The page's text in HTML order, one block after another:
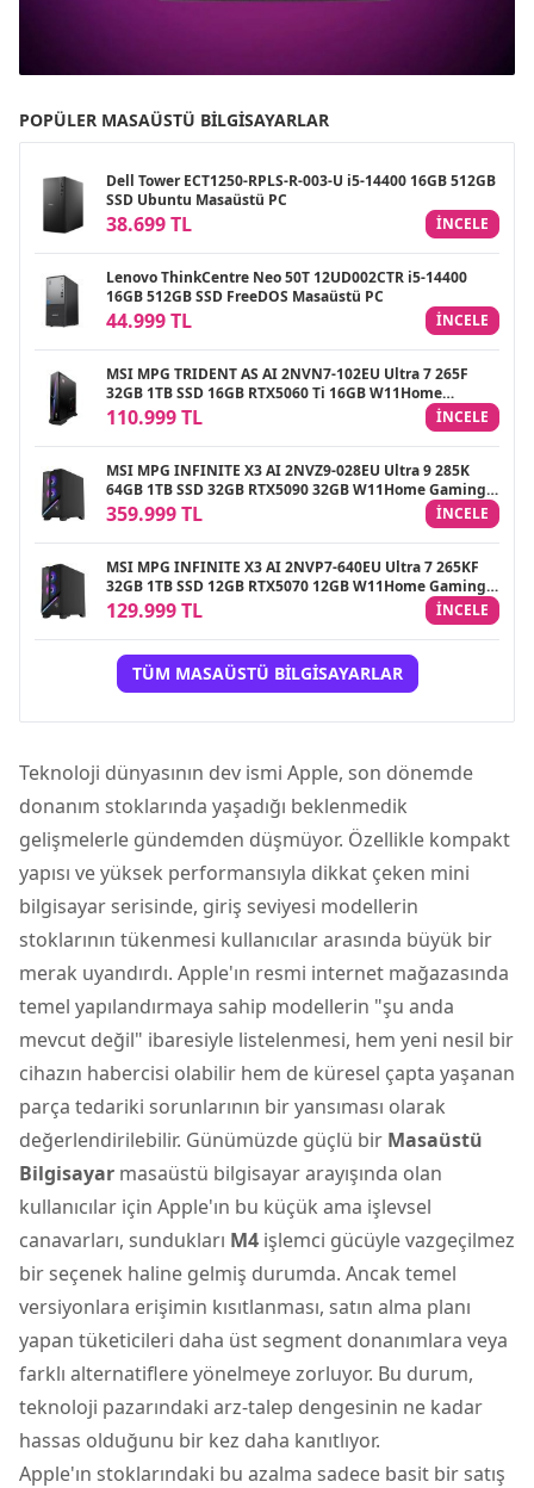
POPÜLER MASAÜSTÜ BILGISAYARLAR
Dell Tower ECT1250-RPLS-R-003-U i5-14400 16GB 512GB
SSD Ubuntu Masaüstü PC
38.699 TL INCELE
Lenovo ThinkCentre Neo 50T 12UD002CTR i5-14400
16GB 512GB SSD FreeDOS Masaüstü PC
44.999 TL INCELE
MSI MPG TRIDENT AS AI 2NVN7-102EU Ultra 7 265F
32GB 1TB SSD 16GB RTX5060 Ti 16GB W11Home
Gaming Masaüstü PC
110.999 TL INCELE
MSI MPG INFINITE X3 AI 2NVZ9-028EU Ultra 9 285K
64GB 1TB SSD 32GB RTX5090 32GB W11Home Gaming
Masaüstü PC
359.999 TL INCELE
MSI MPG INFINITE X3 AI 2NVP7-640EU Ultra 7 265KF
32GB 1TB SSD 12GB RTX5070 12GB W11Home Gaming
Masaüstü PC
129.999 TL INCELE
TÜM MASAÜSTÜ BILGISAYARLAR
Teknoloji dünyasının dev ismi Apple, son dönemde
donanım stoklarında yaşadığı beklenmedik
gelişmelerle gündemden düşmüyor. Özellikle kompakt
yapısı ve yüksek performansıyla dikkat çeken mini
bilgisayar serisinde, giriş seviyesi modellerin
stoklarının tükenmesi kullanıcılar arasında büyük bir
merak uyandırdı. Apple'ın resmi internet mağazasında
temel yapılandırmaya sahip modellerin "şu anda
mevcut değil" ibaresiyle listelenmesi, hem yeni nesil bir
cihazın habercisi olabilir hem de küresel çapta yaşanan
parça tedariki sorunlarının bir yansıması olarak
değerlendirilebilir. Günümüzde güçlü bir Masaüstü
Bilgisayar masaüstü bilgisayararayışında olan
kullanıcılar için Apple'ın bu küçük ama işlevsel
canavarları, sundukları M4 işlemci gücüyle vazgeçilmez
bir seçenek haline gelmiş durumda. Ancak temel
versiyonlara erişimin kısıtlanması, satın alma planı
yapan tüketicileri daha üst segment donanımlara veya
farklı alternatiflere yönelmeye zorluyor. Bu durum,
teknoloji pazarındaki arz-talep dengesinin ne kadar
hassas olduğunu bir kez daha kanıtlıyor.
Apple'ın stoklarındaki bu azalma sadece basit bir satış